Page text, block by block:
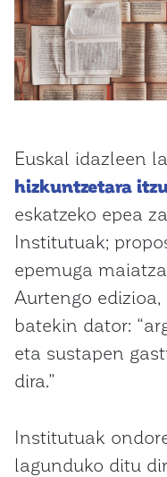
Euskal idazleen
hizkuntzetara
eskatzeko epea
Institutuak;
epemuga
Aurtengo
batekin dator:
eta sustapen
dira.”
Institutuak
lagunduko ditu